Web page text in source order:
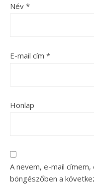
Név *
E-mail cím *
Honlap
A nevem, e-mail
böngészőben a